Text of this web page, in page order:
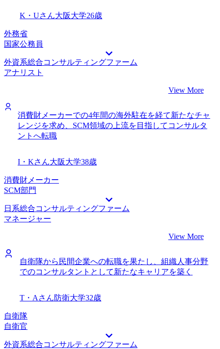
K・Uさん大阪大学26歳
外務省
国家公務員
外資系総合コンサルティングファーム
アナリスト
View More
消費財メーカーでの4年間の海外駐在を経て新たなチャ
レンジを求め、SCM領域の上流を目指してコンサルタ
ントへ転職
I・Kさん大阪大学38歳
消費財メーカー
SCM部門
日系総合コンサルティングファーム
マネージャー
View More
自衛隊から民間企業への転職を果たし、組織人事分野
でのコンサルタントとして新たなキャリアを築く
T・Aさん防衛大学32歳
自衛隊
自衛官
外資系総合コンサルティングファーム